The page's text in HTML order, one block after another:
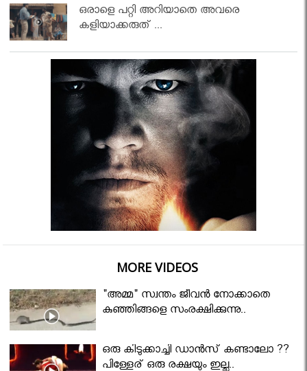
ഒരാളെ പറ്റി അറിയാതെ അവരെ
കളിയാക്കരുത് ...
MORE VIDEOS
"അമ്മ" സ്വന്തം ജീവൻ നോക്കാതെ
കുഞ്ഞിങ്ങളെ സംരക്ഷിക്കുന്നു..
ഒരു കിടുക്കാച്ചി ഡാൻസ് കണ്ടാലോ ??
പിള്ളേര് ഒരു രക്ഷയും ഇല്ല..